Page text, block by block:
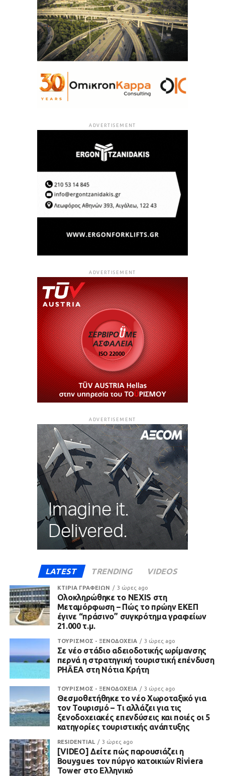
ADVERTISEMENT
ADVERTISEMENT
ADVERTISEMENT
LATEST TRENDING VIDEOS
ΚΤΙΡΙΑ ΓΡΑΦΕΙΩΝ 3 ώρες ago
Ολοκληρώθηκε το NEXIS στη
Μεταμόρφωση – Πώς το πρώην ΕΚΕΠ
έγινε “πράσινο” συγκρότημα γραφείων
21.000 τ.μ.
ΤΟΥΡΙΣΜΟΣ - ΞΕΝΟΔΟΧΕΙΑ 3 ώρες ago
Σε νέο στάδιο αδειοδοτικής ωρίμανσης
περνά η στρατηγική τουριστική επένδυση
PHĀEA στη Νότια Κρήτη
ΤΟΥΡΙΣΜΟΣ - ΞΕΝΟΔΟΧΕΙΑ 3 ώρες ago
Θεσμοθετήθηκε το νέο Χωροταξικό για
τον Τουρισμό – Τι αλλάζει για τις
ξενοδοχειακές επενδύσεις και ποιές οι 5
κατηγορίες τουριστικής ανάπτυξης
RESIDENTIAL 3 ώρες ago
[VIDEO] Δείτε πώς παρουσιάζει η
Bouygues τον πύργο κατοικιών Riviera
Tower στο Ελληνικό